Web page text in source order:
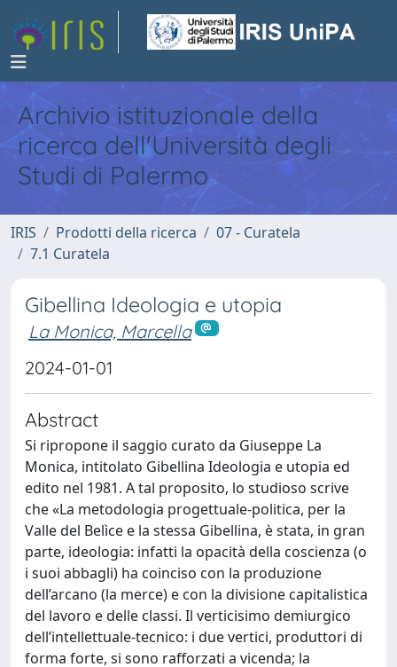
Archivio istituzionale della
ricerca dell'Università degli
Studi di Palermo
IRIS Prodotti della ricerca
07 - Curatela
7.1 Curatela
Gibellina Ideologia e utopia
La Monica, Marcella
2024-01-01
Abstract
Si ripropone il saggio curato da Giuseppe La
Monica, intitolato Gibellina Ideologia e utopia ed
edito nel 1981. A tal proposito, lo studioso scrive
che «La metodologia progettuale-politica, per la
Valle del Belìce e la stessa Gibellina, è stata, in gran
parte, ideologia: infatti la opacità della coscienza (o
i suoi abbagli) ha coinciso con la produzione
dell’arcano (la merce) e con la divisione capitalistica
del lavoro e delle classi. Il verticisimo demiurgico
dell’intellettuale-tecnico: i due vertici, produttori di
forma forte, si sono rafforzati a vicenda; la